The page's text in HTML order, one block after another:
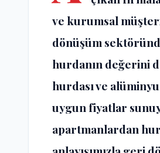
ve kurumsal
dönüşüm
hurdanın değerini
hurdası ve
uygun fiyatlar
apartmanlardan